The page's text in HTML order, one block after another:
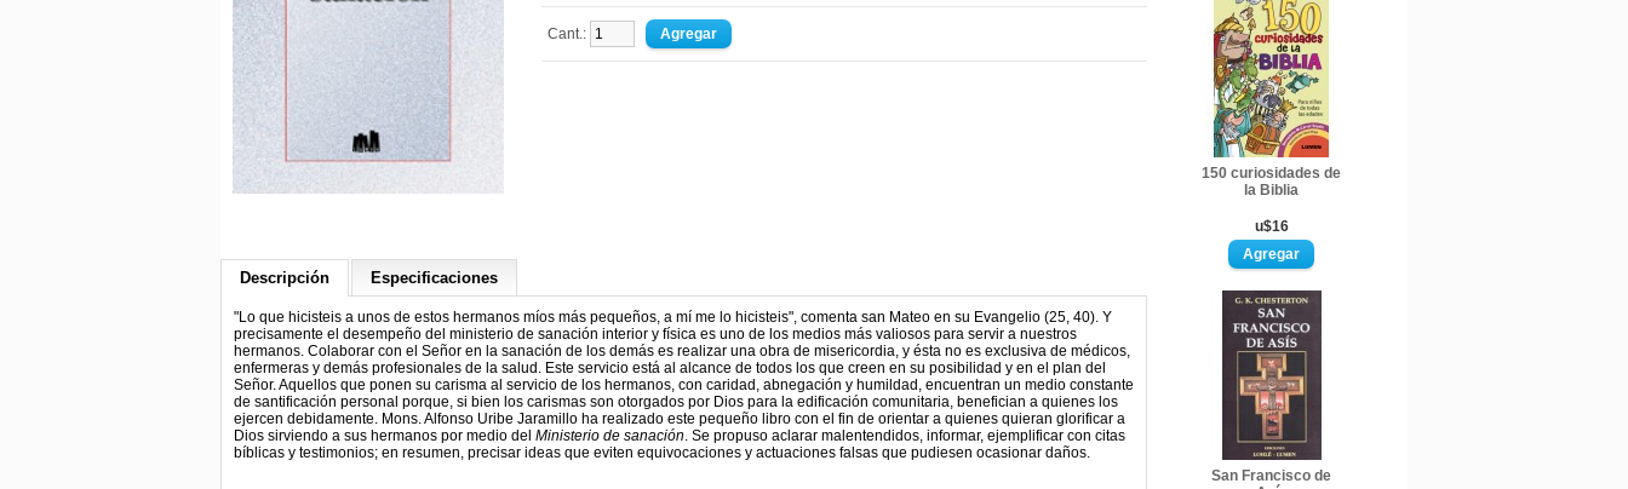
150 curiosidades de
la Biblia
u$16
San Francisco de
Cant.:
Descripción Especificaciones
"Lo que hicisteis a unos de estos hermanos míos más pequeños, a mí me lo hicisteis", comenta san Mateo en su Evangelio (25, 40). Y
precisamente el desempeño del ministerio de sanación interior y física es uno de los medios más valiosos para servir a nuestros
hermanos. Colaborar con el Señor en la sanación de los demás es realizar una obra de misericordia, y ésta no es exclusiva de médicos,
enfermeras y demás profesionales de la salud. Este servicio está al alcance de todos los que creen en su posibilidad y en el plan del
Señor. Aquellos que ponen su carisma al servicio de los hermanos, con caridad, abnegación y humildad, encuentran un medio constante
de santificación personal porque, si bien los carismas son otorgados por Dios para la edificación comunitaria, benefician a quienes los
ejercen debidamente. Mons. Alfonso Uribe Jaramillo ha realizado este pequeño libro con el fin de orientar a quienes quieran glorificar a
Dios sirviendo a sus hermanos por medio del Ministerio de sanación. Se propuso aclarar malentendidos, informar, ejemplificar con citas
bíblicas y testimonios; en resumen, precisar ideas que eviten equivocaciones y actuaciones falsas que pudiesen ocasionar daños.